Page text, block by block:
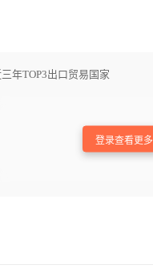
年TOP3出口贸易国家
登录查看更多